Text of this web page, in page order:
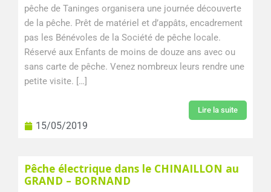
pêche de Taninges organisera une journée découverte
de la pêche. Prêt de matériel et d’appâts, encadrement
pas les Bénévoles de la Société de pêche locale.
Réservé aux Enfants de moins de douze ans avec ou
sans carte de pêche. Venez nombreux leurs rendre une
petite visite. […]
Lire la suite
15/05/2019
Pêche électrique dans le CHINAILLON au
GRAND – BORNAND